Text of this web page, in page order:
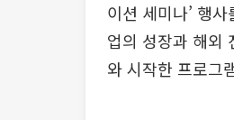
이션 세미나’ 행
업의 성장과 해외
와 시작한 프로그